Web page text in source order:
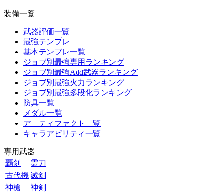
装備一覧
武器評価一覧
最強テンプレ
基本テンプレ一覧
ジョブ別最強専用ランキング
ジョブ別最強Add武器ランキング
ジョブ別最強火力ランキング
ジョブ別最強多段化ランキング
防具一覧
メダル一覧
アーティファクト一覧
キャラアビリティ一覧
専用武器
覇剣
霊刀
古代機 滅剣
神槍
神剣